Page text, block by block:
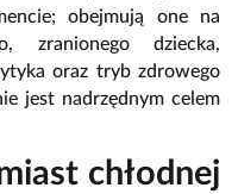
obejmują one na
zranionego dziecka,
oraz tryb zdrowego
jest nadrzędnym celem
chłodnej